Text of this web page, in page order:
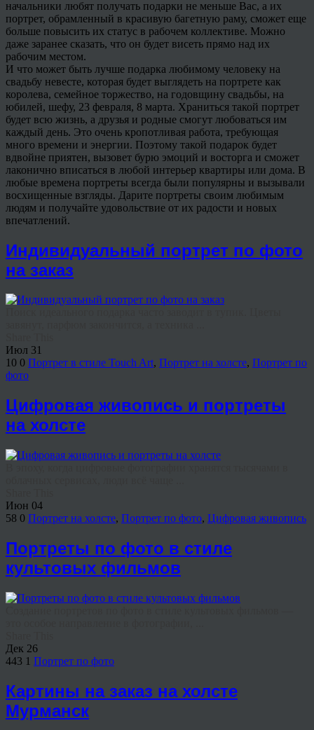
начальники любят получать подарки не меньше Вас, а их
портрет, обрамленный в красивую багетную раму, сможет еще
больше повысить их статус в рабочем коллективе. Можно
даже заранее сказать, что он будет висеть прямо над их
рабочим местом.
И что может быть лучше подарка любимому человеку на
свадьбу невесте, которая будет выглядеть на портрете как
королева, семейное торжество, на годовщину свадьбы, на
юбилей, шефу, 23 февраля, 8 марта. Храниться такой портрет
будет всю жизнь, а друзья и родные смогут любоваться им
каждый день. Это очень кропотливая работа, требующая
много времени и энергии. Поэтому такой подарок будет
вдвойне приятен, вызовет бурю эмоций и восторга и сможет
лаконично вписаться в любой интерьер квартиры или дома. В
любые времена портреты всегда были популярны и вызывали
восхищенные взгляды. Дарите портреты своим любимым
людям и получайте удовольствие от их радости и новых
впечатлений.
Индивидуальный портрет по фото
на заказ
Июл 31
10 0 Портрет в стиле Touch Art, Портрет на холсте, Портрет по
фото
Цифровая живопись и портреты
на холсте
Июн 04
58 0 Портрет на холсте, Портрет по фото, Цифровая живопись
Портреты по фото в стиле
культовых фильмов
Дек 26
443 1 Портрет по фото
Картины на заказ на холсте
Мурманск